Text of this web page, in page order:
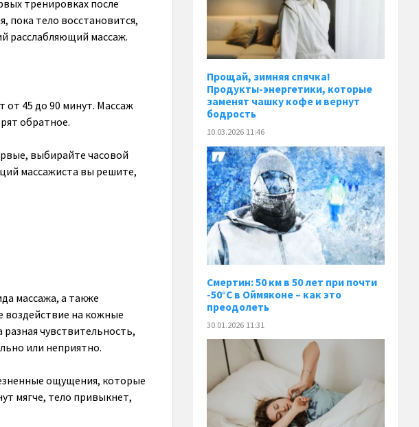
тренировках после
пока тело восстановится,
расслабляющий массаж.
от 45 до 90 минут. Массаж
обратное.
выбирайте часовой
массажиста вы решите,
массажа, а также
воздействие на кожные
чувствительность,
или неприятно.
ощущения, которые
мягче, тело привыкнет,
Прощай, зимняя спячка!
Продукты-энергетики, которые
заменят чашку кофе и вернут
бодрость
10.03.2026 11:46
Смертин: 50 км в 50 лет при почти
-50°C в Оймяконе – как это
преодолеть
30.01.2026 11:31